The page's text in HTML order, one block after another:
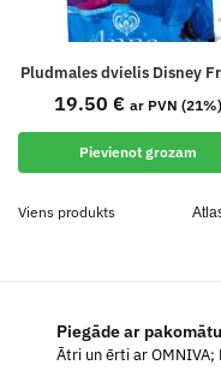
Pludmales dvielis Disney
19.50 € ar PVN (21%)
Pievienot grozam
Viens produkts
Piegāde ar
Ātri un ērti ar OMNIVA;